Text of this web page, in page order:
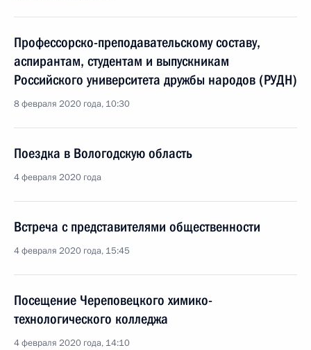
Профессорско-преподавательскому составу,
аспирантам, студентам и выпускникам
Российского университета дружбы народов (РУДН)
8 февраля 2020 года, 10:30
Поездка в Вологодскую область
4 февраля 2020 года
Встреча с представителями общественности
4 февраля 2020 года, 15:45
Посещение Череповецкого химико-
технологического колледжа
4 февраля 2020 года, 14:10